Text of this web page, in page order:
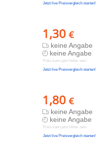
Jetzt live Preisvergleich starten!
1,30 €
keine Angabe
keine Angabe
Preis kann jetzt höher sein
Jetzt live Preisvergleich starten!
1,80 €
keine Angabe
keine Angabe
Preis kann jetzt höher sein
Jetzt live Preisvergleich starten!